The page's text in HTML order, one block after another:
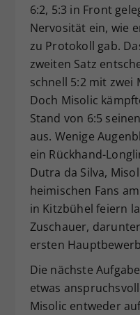
6:2, 5:3 in Front
Nervosität ein, wie
zu Protokoll gab.
zweiten Satz
schnell 5:2 mit zwei
Doch Misolic
Stand von 6:5
aus. Wenige
ein Rückhand-
Dutra da Silva,
heimischen Fans
in Kitzbühel feiern
Zuschauer,
ersten
Die nächste
etwas
Misolic entweder